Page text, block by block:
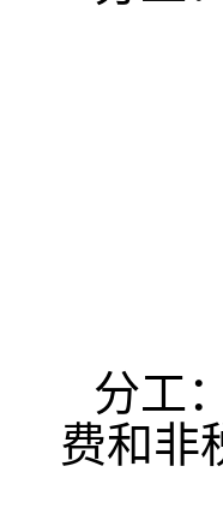
分工
费和非